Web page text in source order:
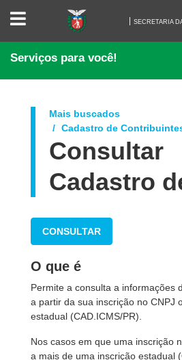
SECRETARIA
FAZENDA
SECRETARIA
Serviços para você!
Mais buscados
Cadastro de
Consultar
Cadastro
CONSULTAR
O que é
Permite a consulta a informações
a partir da sua inscrição no CNPJ
estadual (CAD.ICMS/PR).
Nos casos em que uma inscrição
a mais de uma inscrição estadual